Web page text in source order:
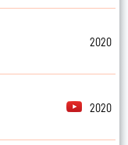
2020
2020